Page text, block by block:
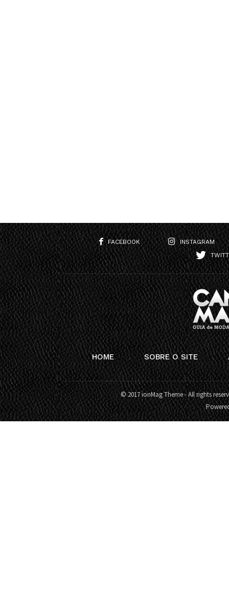
FACEBOOK
INSTAGRAM
HOME SOBRE O SITE
© 2017 ionMag Theme - All rights